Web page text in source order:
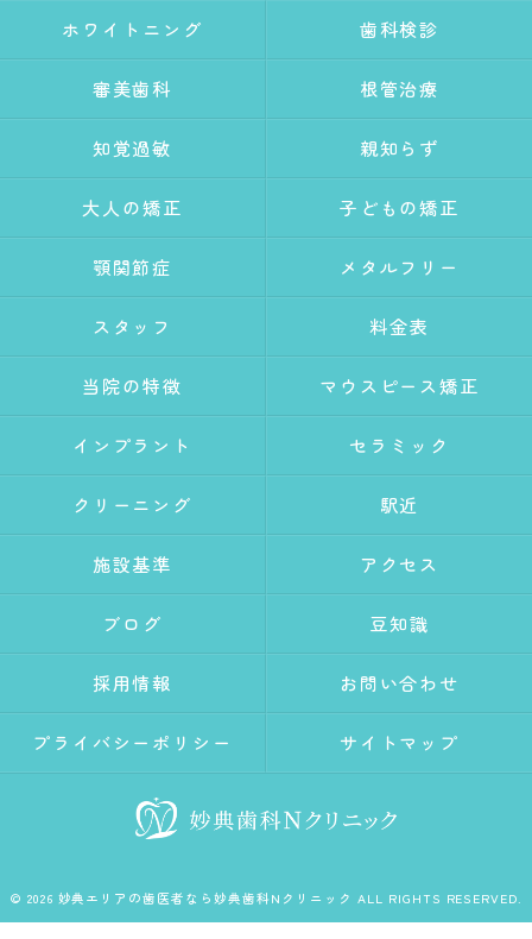
ホワイトニング 歯科検診
審美歯科 根管治療
知覚過敏 親知らず
大人の矯正 子どもの矯正
顎関節症 メタルフリー
スタッフ 料金表
当院の特徴 マウスピース矯正
インプラント セラミック
クリーニング 駅近
施設基準 アクセス
ブログ 豆知識
採用情報 お問い合わせ
プライバシーポリシー サイトマップ
© 2026 妙典エリアの歯医者なら妙典歯科Nクリニック ALL RIGHTS RESERVED.